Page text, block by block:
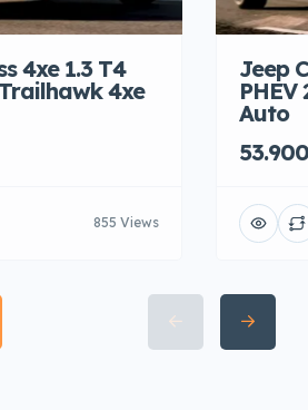
4xe 1.3 T4
4xe
855 Views
Jeep
Auto